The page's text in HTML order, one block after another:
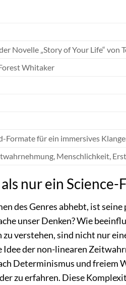
Novelle „Story of Your Life“ von
Whitaker
Formate für ein immersives
Menschlichkeit,
nur ein
des Genres abhebt, ist
unser Denken? Wie
verstehen, sind nicht nur
der non-linearen
Determinismus und freiem
zu erfahren. Diese